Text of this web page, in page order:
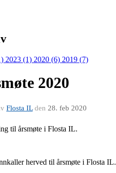
2023 (1) 2020 (6) 2019 (7)
2020
Flosta ILden 28. feb 2020
til årsmøte i Flosta IL.
herved til årsmøte i Flosta IL.